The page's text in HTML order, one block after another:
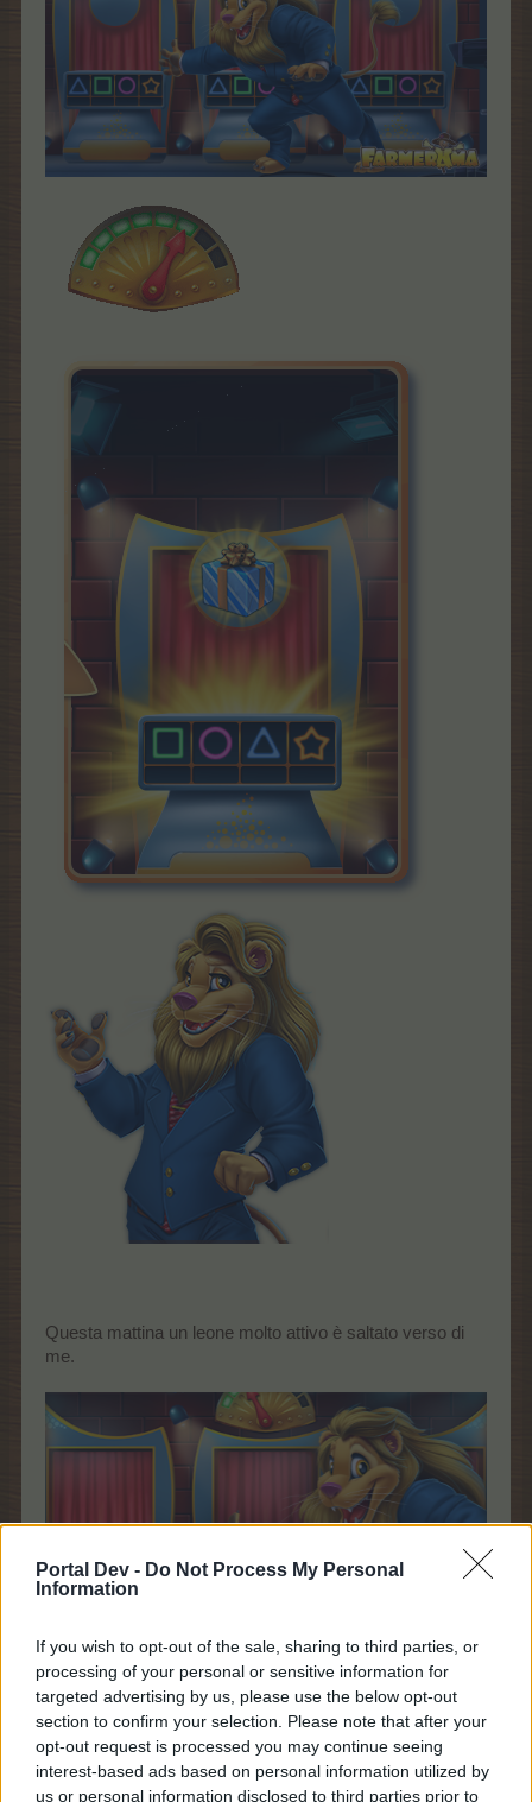
Portal Dev - Do Not Process My Personal
Information
If you wish to opt-out of the sale, sharing to third parties, or
processing of your personal or sensitive information for
targeted advertising by us, please use the below opt-out
section to confirm your selection. Please note that after your
opt-out request is processed you may continue seeing
interest-based ads based on personal information utilized by
us or personal information disclosed to third parties prior to
Questa mattina un leone molto attivo è saltato verso di
me.